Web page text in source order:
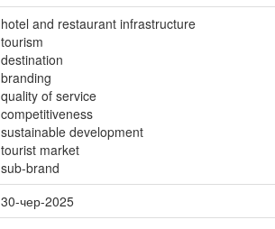
hotel and restaurant infrastructure
tourism
destination
branding
quality of service
competitiveness
sustainable development
tourist market
sub-brand
30-чер-2025